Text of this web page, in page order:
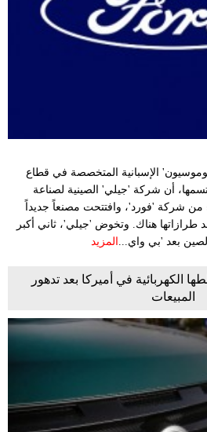
الإسبانية المتخصصة في قطاع
أن شركة 'جيلي' الصينية لصناعة
شركة 'فورد'، وافتتحت مصنعاً جديداً
طرازاتها هناك. وتخوض 'جيلي'، ثاني أكبر
بعد 'بي واي... المزيد
الكهربائية في أميركا بعد تدهور
المبيعات